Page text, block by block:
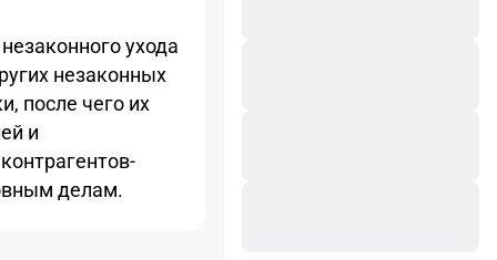
ухода
незаконных
после чего их
и
делам.